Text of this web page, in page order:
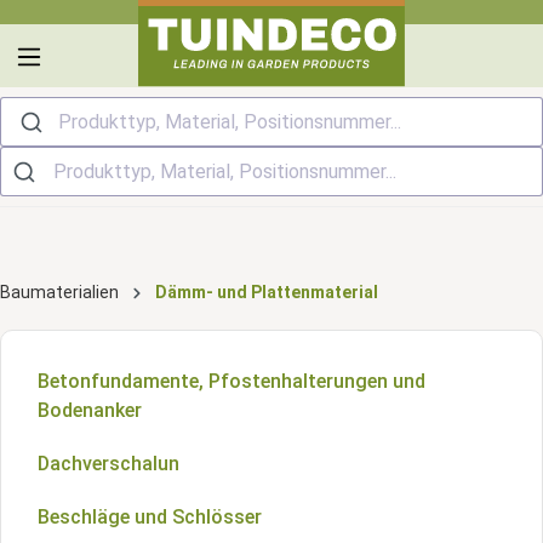
springen
Produkttyp, Material, Positionsnummer...
Baumaterialien Dämm- und Plattenmaterial
Betonfundamente, Pfostenhalterungen und
Bodenanker
Dachverschalun
Beschläge und Schlösser